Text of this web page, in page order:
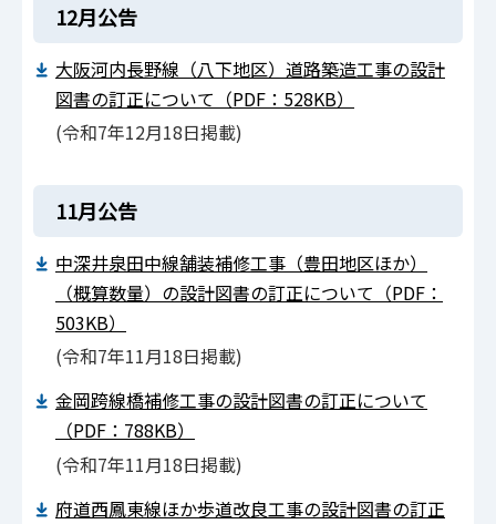
12月公告
大阪河内長野線（八下地区）道路築造工事の設計
図書の訂正について（PDF：528KB）
(令和7年12月18日掲載)
11月公告
中深井泉田中線舗装補修工事（豊田地区ほか）
（概算数量）の設計図書の訂正について（PDF：
503KB）
(令和7年11月18日掲載)
金岡跨線橋補修工事の設計図書の訂正について
（PDF：788KB）
(令和7年11月18日掲載)
府道西鳳東線ほか歩道改良工事の設計図書の訂正